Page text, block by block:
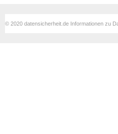
© 2020 datensicherheit.de Informationen zu